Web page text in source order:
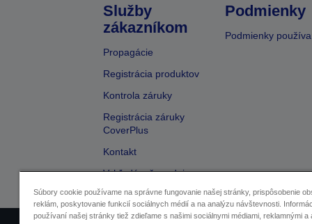
Služby
zákazníkom
Propagácie
Registrácia produktov
Kontrola záruky
Registrácia záruky
CoverPlus
Kontakt
Vyhľadávač predajcov
Podmienky
Podmienky
Súbory cookie používame na správne fungovanie našej stránky, prispôsobenie
reklám, poskytovanie funkcií sociálnych médií a na analýzu návštevnosti.
používaní našej stránky tiež zdieľame s našimi sociálnymi médiami, reklamnými a